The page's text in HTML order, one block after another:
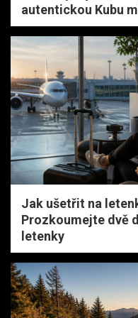
autentickou Kubu
Jak ušetřit na
Prozkoumejte dvě
letenky